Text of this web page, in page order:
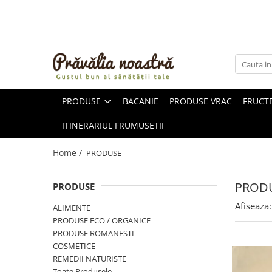
ULEIURI ȘI UNTURI
FRUCTE DESHIDRATATE
FRUCTE LA CONSERVĂ
FĂINĂ FĂRĂ GLUTEN
BĂUTURI / LAPTE VEGETAL
OREZ ȘI CEREALE
PRODUSE BACANIE PRODUSE VRAC
ITINERARIUL FRUMUSETII
Home / PRODUSE
PRODUSE
ALIMENTE
PRODUSE ECO / ORGANICE
PRODUSE ROMANESTI
COSMETICE
REMEDII NATURISTE
Afiseaza: